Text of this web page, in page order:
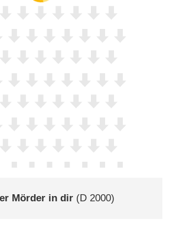
Mörder in dir (D 2000)